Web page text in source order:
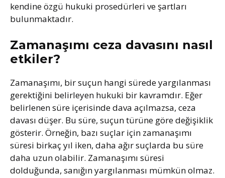
kendine özgü hukuki prosedürleri ve şartları
bulunmaktadır.
Zamanaşımı ceza davasını nasıl
etkiler?
Zamanaşımı, bir suçun hangi sürede yargılanması
gerektiğini belirleyen hukuki bir kavramdır. Eğer
belirlenen süre içerisinde dava açılmazsa, ceza
davası düşer. Bu süre, suçun türüne göre değişiklik
gösterir. Örneğin, bazı suçlar için zamanaşımı
süresi birkaç yıl iken, daha ağır suçlarda bu süre
daha uzun olabilir. Zamanaşımı süresi
dolduğunda, sanığın yargılanması mümkün olmaz.